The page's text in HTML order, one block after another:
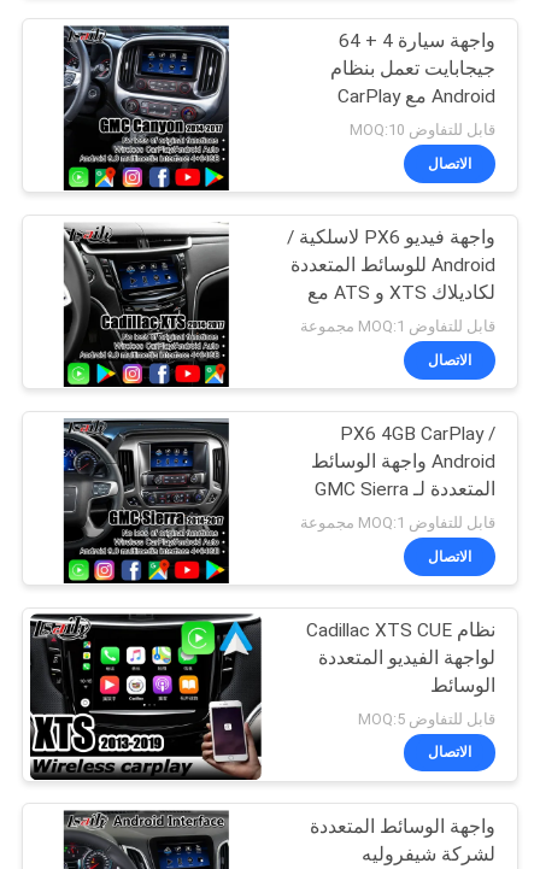
حالات
خريطة
الموقع
PRIVACY
POLICY
واجهة سيارة 4 + 64
جيجابايت تعمل بنظام
Android مع CarPlay
اللاسلكي وخريطة Google
قابل للتفاوض MOQ:10
الاتصال
واجهة فيديو PX6 لاسلكية /
Android للوسائط المتعددة
لكاديلاك XTS و ATS مع
نظام CUE متضمن
YuToube و NetFlix
قابل للتفاوض MOQ:1 مجموعة
الاتصال
PX6 4GB CarPlay /
Android واجهة الوسائط
المتعددة لـ GMC Sierra
YuKon مع لغات متعددة
الإنترنت و NetFlix
قابل للتفاوض MOQ:1 مجموعة
الاتصال
نظام Cadillac XTS CUE
لواجهة الفيديو المتعددة
الوسائط
قابل للتفاوض MOQ:5
الاتصال
واجهة الوسائط المتعددة
لشركة شيفروليه